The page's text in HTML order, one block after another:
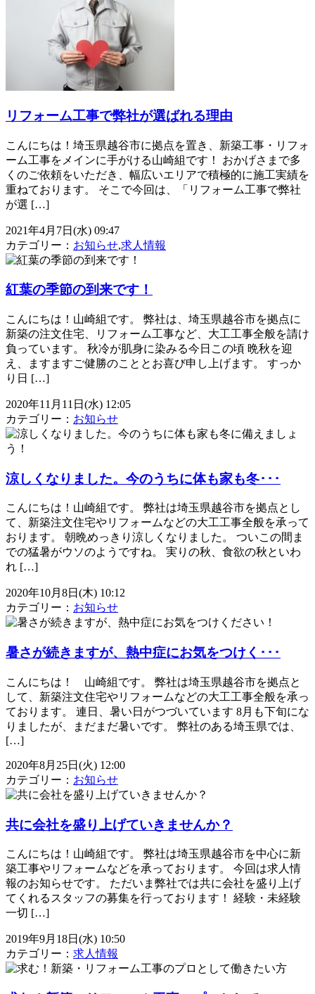
リフォーム工事で弊社が選ばれる理由
こんにちは！埼玉県越谷市に拠点を置き、新築工事・リフォ
ーム工事をメインに手がける山崎組です！ おかげさまで多
くのご依頼をいただき、幅広いエリアで積極的に施工実績を
重ねております。 そこで今回は、「リフォーム工事で弊社
が選 […]
2021年4月7日(水) 09:47
カテゴリー： お知らせ,求人情報
紅葉の季節の到来です！
こんにちは！山崎組です。 弊社は、埼玉県越谷市を拠点に
新築の注文住宅、リフォーム工事など、大工工事全般を請け
負っています。 秋冷が肌身に染みる今日この頃 晩秋を迎
え、ますますご健勝のこととお喜び申し上げます。 すっか
り日 […]
2020年11月11日(水) 12:05
カテゴリー： お知らせ
涼しくなりました。今のうちに体も家も冬･･･
こんにちは！山崎組です。 弊社は埼玉県越谷市を拠点とし
て、新築注文住宅やリフォームなどの大工工事全般を承って
おります。 朝晩めっきり涼しくなりました。 ついこの間ま
での猛暑がウソのようですね。 実りの秋、食欲の秋といわ
れ […]
2020年10月8日(木) 10:12
カテゴリー： お知らせ
暑さが続きますが、熱中症にお気をつけく･･･
こんにちは！ 山崎組です。 弊社は埼玉県越谷市を拠点と
して、新築注文住宅やリフォームなどの大工工事全般を承っ
ております。 連日、暑い日がつづいています 8月も下旬にな
りましたが、まだまだ暑いです。 弊社のある埼玉県では、
[…]
2020年8月25日(火) 12:00
カテゴリー： お知らせ
共に会社を盛り上げていきませんか？
こんにちは！山崎組です。 弊社は埼玉県越谷市を中心に新
築工事やリフォームなどを承っております。 今回は求人情
報のお知らせです。 ただいま弊社では共に会社を盛り上げ
てくれるスタッフの募集を行っております！ 経験・未経験
一切 […]
2019年9月18日(水) 10:50
カテゴリー： 求人情報